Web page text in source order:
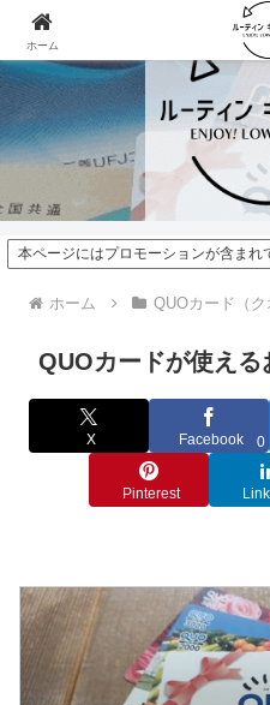
本ページにはプロモーションが含まれ
ホーム QUOカード（ク
QUOカードが使える
X Facebook 0
Pinterest
ホーム